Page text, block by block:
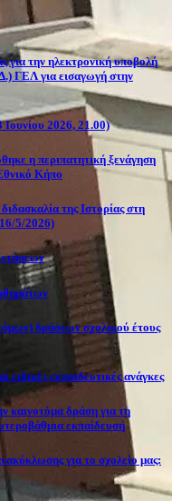
για την ηλεκτρονική υποβολή
ΓΕΛ για εισαγωγή στην
Ιουνίου 2026, 21.00)
η περιπατητική ξενάγηση
Κήπο
της Ιστορίας στη
5/2026)
δράσεων σχολικού έτους
εκπαιδευτικές ανάγκες
καινοτόμα δράση για τη
εκπαίδευση
για το σχολείο μας: